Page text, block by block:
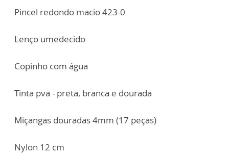
Pincel redondo macio 423-0
Lenço umedecido
Copinho com água
Tinta pva - preta, branca e dourada
Miçangas douradas 4mm (17 peças)
Nylon 12 cm